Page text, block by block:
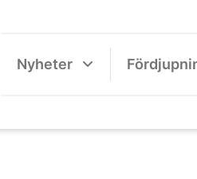
Nyheter